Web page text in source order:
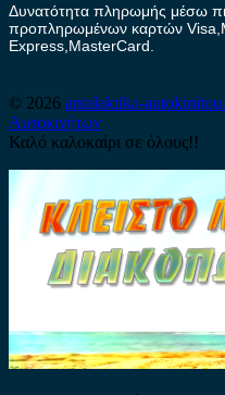
Δυνατότητα πληρωμής μέσω
προπληρωμένων καρτών
Express,MasterCard.
© 2026 antalaktika-
Αυτοκινήτων
Καλό καλοκαίρι σε όλους!!